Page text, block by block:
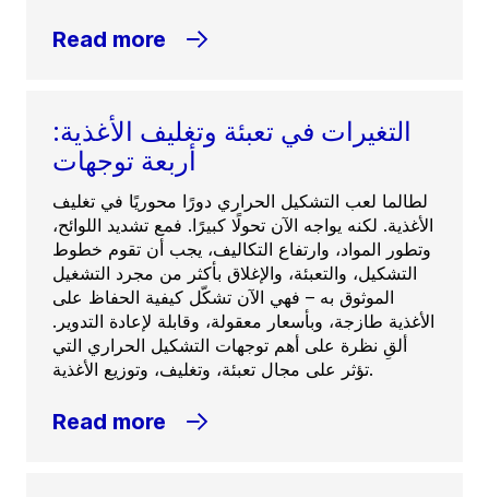
Read more
التغيرات في تعبئة وتغليف الأغذية:
أربعة توجهات
لطالما لعب التشكيل الحراري دورًا محوريًا في تغليف
الأغذية. لكنه يواجه الآن تحولًا كبيرًا. فمع تشديد اللوائح،
وتطور المواد، وارتفاع التكاليف، يجب أن تقوم خطوط
التشكيل، والتعبئة، والإغلاق بأكثر من مجرد التشغيل
الموثوق به – فهي الآن تشكّل كيفية الحفاظ على
الأغذية طازجة، وبأسعار معقولة، وقابلة لإعادة التدوير.
ألقِ نظرة على أهم توجهات التشكيل الحراري التي
تؤثر على مجال تعبئة، وتغليف، وتوزيع الأغذية.
Read more